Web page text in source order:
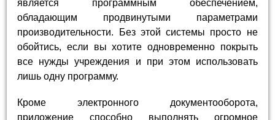
является программным обеспечением,
обладающим продвинутыми параметрами
производительности. Без этой системы просто не
обойтись, если вы хотите одновременно покрыть
все нужды учреждения и при этом использовать
лишь одну программу.
Кроме электронного документооборота,
приложение способно выполнять огромное